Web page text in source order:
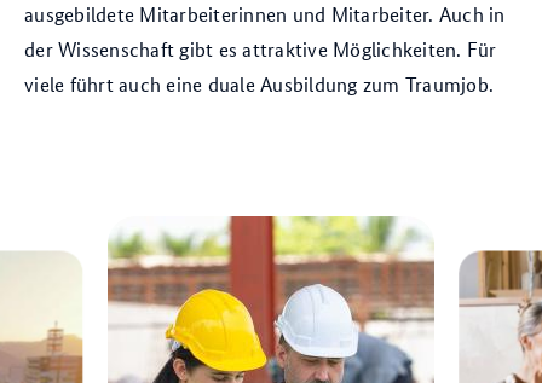
ausgebildete Mitarbeiterinnen und Mitarbeiter. Auch in
der Wissenschaft gibt es attraktive Möglichkeiten. Für
viele führt auch eine duale Ausbildung zum Traumjob.